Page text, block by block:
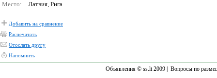
Место:
Латвия, Рига
Добавить на сравнение
Распечатать
Отослать другу
Напомнить
Объявления © ss.lt 2009 | Вопросы по